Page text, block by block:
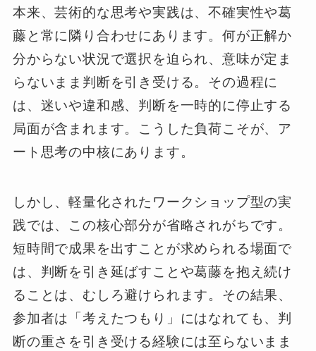
本来、芸術的な思考や実践は、不確実性や葛
藤と常に隣り合わせにあります。何が正解か
分からない状況で選択を迫られ、意味が定ま
らないまま判断を引き受ける。その過程に
は、迷いや違和感、判断を一時的に停止する
局面が含まれます。こうした負荷こそが、ア
ート思考の中核にあります。
しかし、軽量化されたワークショップ型の実
践では、この核心部分が省略されがちです。
短時間で成果を出すことが求められる場面で
は、判断を引き延ばすことや葛藤を抱え続け
ることは、むしろ避けられます。その結果、
参加者は「考えたつもり」にはなれても、判
断の重さを引き受ける経験には至らないまま